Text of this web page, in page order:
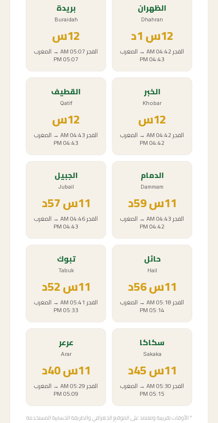
الظهران
Dhahran
12س
الفجر04:42 AM
→ المغرب
04:43 PM
بريدة
Buraidah
12س
الفجر05:07 AM
→ المغرب
05:07 PM
الخبر
Khobar
12س
الفجر04:42 AM
→ المغرب
04:42 PM
القطيف
Qatif
12س
الفجر04:43 AM
→ المغرب
04:43 PM
الدمام
Dammam
11س59د
الفجر04:43 AM
→ المغرب
04:42 PM
الجبيل
Jubail
11س
الفجر04:46 AM
→ المغرب
04:43 PM
حائل
Hail
11س56د
الفجر05:18 AM
→ المغرب
05:14 PM
تبوك
Tabuk
11س
الفجر 05:41 AM
→ المغرب
05:33 PM
سكاكا
Sakaka
11س
الفجر05:30 AM
→ المغرب
05:15 PM
عرعر
Arar
11س40د
الفجر05:29 AM
→ المغرب
05:09 PM
* الأوقات تقريبية وتعتمد على الموقع الجغرافي والطريقة الحسابية المستخدمة